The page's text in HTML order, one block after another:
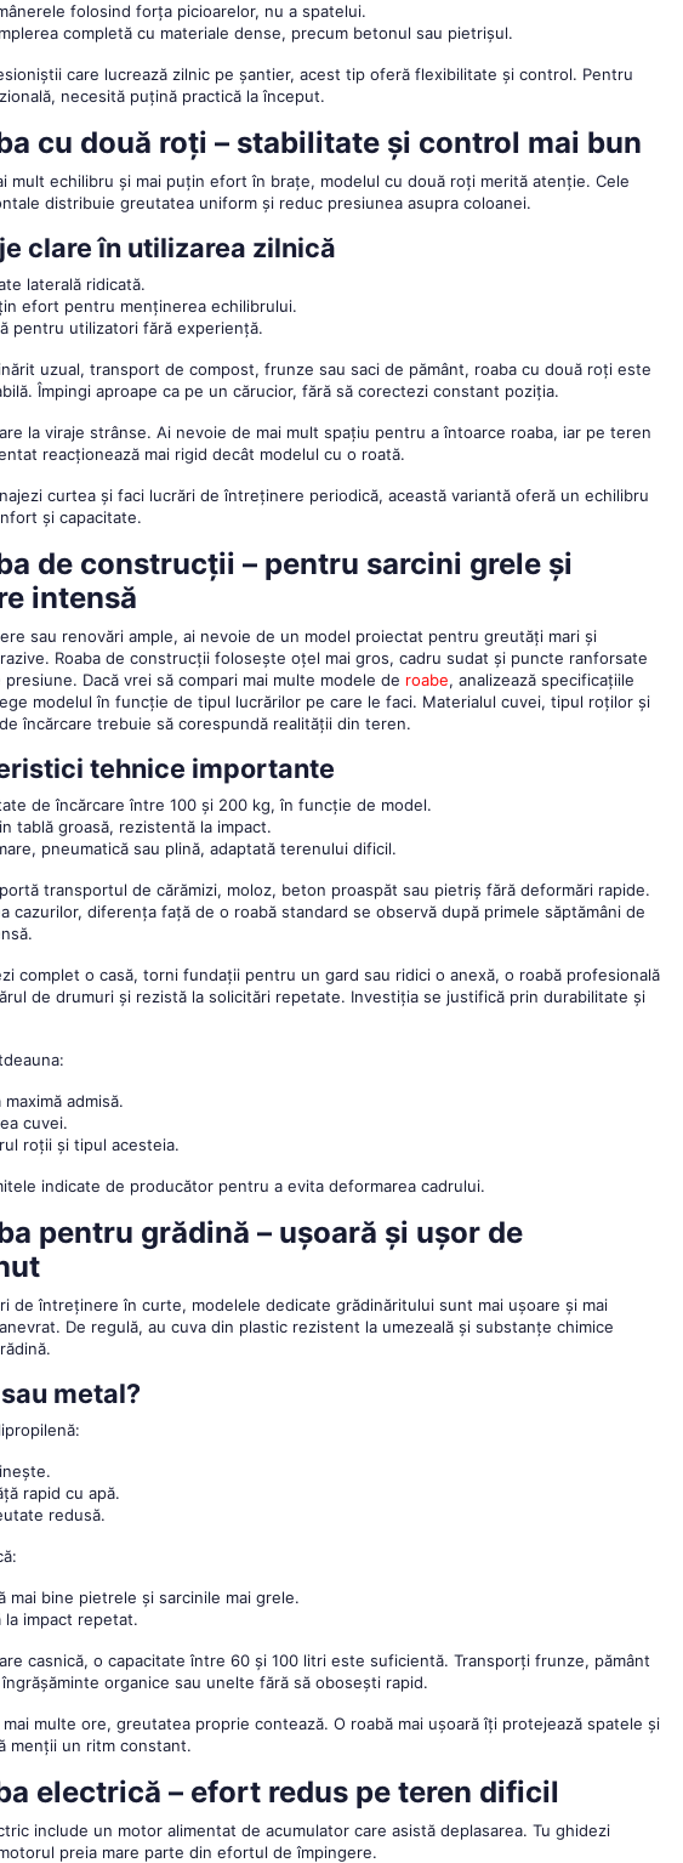
folosind forța picioarelor, nu a spatelui.
completă cu materiale dense, precum betonul sau pietrișul.
care lucrează zilnic pe șantier, acest tip oferă flexibilitate și control. Pentru
necesită puțină practică la început.
cu două roți – stabilitate și control mai bun
mult echilibru și mai puțin efort în brațe, modelul cu două roți merită atenție. Cele
distribuie greutatea uniform și reduc presiunea asupra coloanei.
clare în utilizarea zilnică
laterală ridicată.
efort pentru menținerea echilibrului.
pentru utilizatori fără experiență.
uzual, transport de compost, frunze sau saci de pământ, roaba cu două roți este
Împingi aproape ca pe un cărucior, fără să corectezi constant poziția.
la viraje strânse. Ai nevoie de mai mult spațiu pentru a întoarce roaba, iar pe teren
reacționează mai rigid decât modelul cu o roată.
curtea și faci lucrări de întreținere periodică, această variantă oferă un echilibru
și capacitate.
de construcții – pentru sarcini grele și
intensă
sau renovări ample, ai nevoie de un model proiectat pentru greutăți mari și
Roaba de construcții folosește oțel mai gros, cadru sudat și puncte ranforsate
Dacă vrei să compari mai multe modele de roabe, analizează specificațiile
modelul în funcție de tipul lucrărilor pe care le faci. Materialul cuvei, tipul roților și
încărcare trebuie să corespundă realității din teren.
tehnice importante
de încărcare între 100 și 200 kg, în funcție de model.
tablă groasă, rezistentă la impact.
pneumatică sau plină, adaptată terenului dificil.
transportul de cărămizi, moloz, beton proaspăt sau pietriș fără deformări rapide.
cazurilor, diferența față de o roabă standard se observă după primele săptămâni de
complet o casă, torni fundații pentru un gard sau ridici o anexă, o roabă profesională
de drumuri și rezistă la solicitări repetate. Investiția se justifică prin durabilitate și
maximă admisă.
cuvei.
roții și tipul acesteia.
indicate de producător pentru a evita deformarea cadrului.
pentru grădină – ușoară și ușor de
de întreținere în curte, modelele dedicate grădinăritului sunt mai ușoare și mai
De regulă, au cuva din plastic rezistent la umezeală și substanțe chimice
metal?
rapid cu apă.
redusă.
mai bine pietrele și sarcinile mai grele.
la impact repetat.
casnică, o capacitate între 60 și 100 litri este suficientă. Transporți frunze, pământ
organice sau unelte fără să obosești rapid.
mai multe ore, greutatea proprie contează. O roabă mai ușoară îți protejează spatele și
menții un ritm constant.
electrică – efort redus pe teren dificil
include un motor alimentat de acumulator care asistă deplasarea. Tu ghidezi
preia mare parte din efortul de împingere.